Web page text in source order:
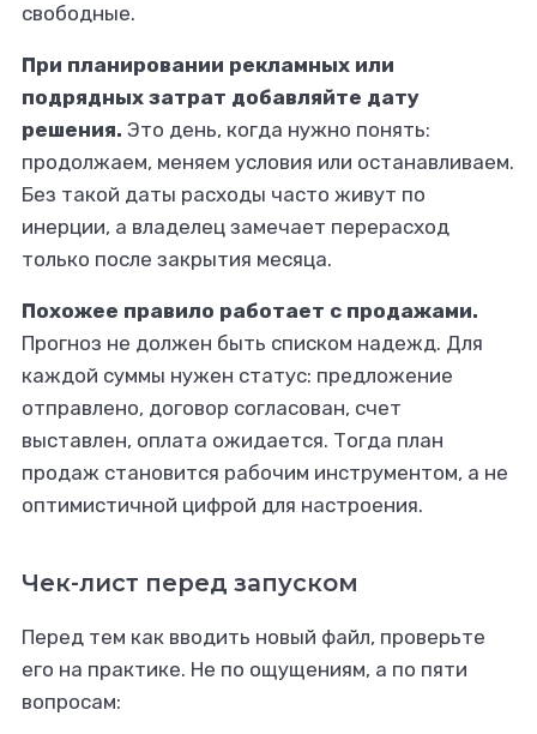
свободные.
При планировании рекламных или
подрядных затрат добавляйте дату
решения. Это день, когда нужно понять:
продолжаем, меняем условия или останавливаем.
Без такой даты расходы часто живут по
инерции, а владелец замечает перерасход
только после закрытия месяца.
Похожее правило работает с продажами.
Прогноз не должен быть списком надежд. Для
каждой суммы нужен статус: предложение
отправлено, договор согласован, счет
выставлен, оплата ожидается. Тогда план
продаж становится рабочим инструментом, а не
оптимистичной цифрой для настроения.
Чек-лист перед запуском
Перед тем как вводить новый файл, проверьте
его на практике. Не по ощущениям, а по пяти
вопросам: